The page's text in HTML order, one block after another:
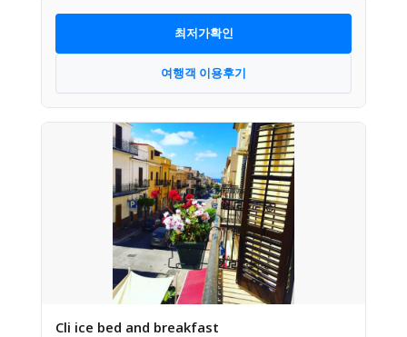
최저가확인
여행객 이용후기
Cli ice bed and breakfast